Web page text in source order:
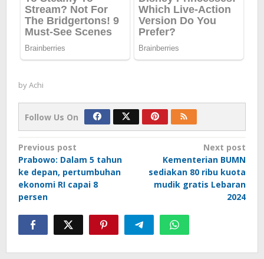
byAchi
Follow Us On
Post
navigation
Previous post
Prabowo: Dalam 5 tahun
ke depan, pertumbuhan
ekonomi RI capai 8
persen
Next post
Kementerian BUMN
sediakan 80 ribu kuota
mudik gratis Lebaran
2024